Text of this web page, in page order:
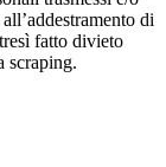
di
fatto divieto
scraping.